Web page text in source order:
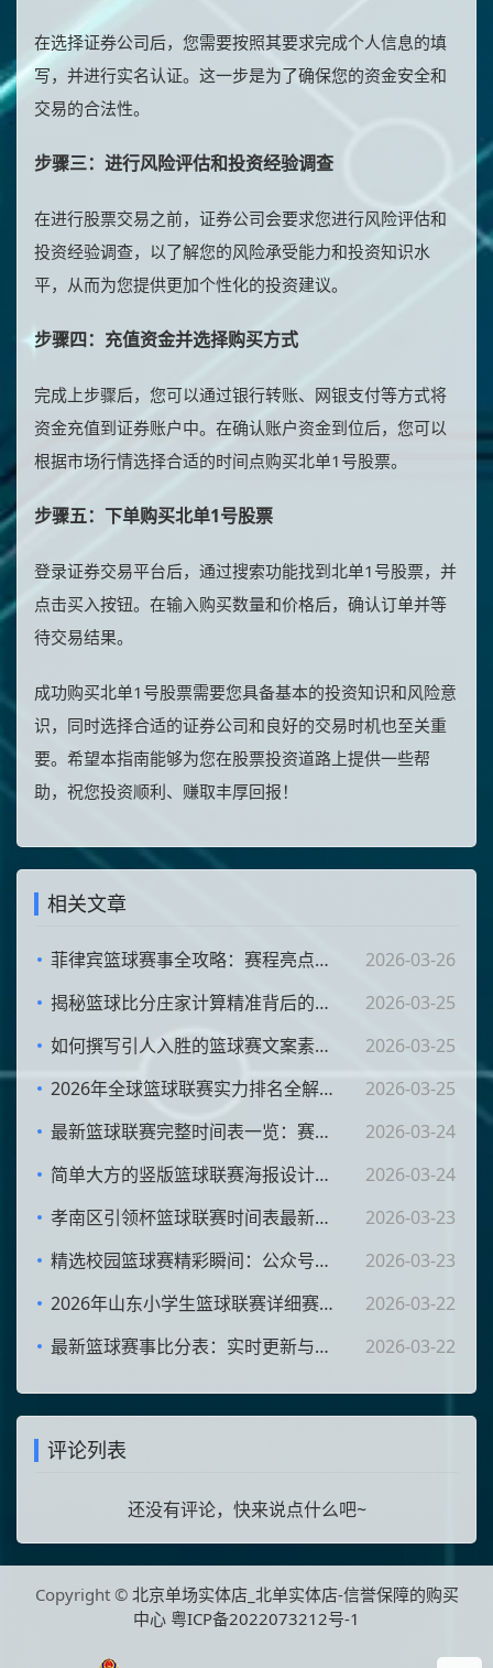
在选择证券公司后，您需要按照其要求完成个人信息的填
写，并进行实名认证。这一步是为了确保您的资金安全和
交易的合法性。
步骤三：进行风险评估和投资经验调查
在进行股票交易之前，证券公司会要求您进行风险评估和
投资经验调查，以了解您的风险承受能力和投资知识水
平，从而为您提供更加个性化的投资建议。
步骤四：充值资金并选择购买方式
完成上步骤后，您可以通过银行转账、网银支付等方式将
资金充值到证券账户中。在确认账户资金到位后，您可以
根据市场行情选择合适的时间点购买北单1号股票。
步骤五：下单购买北单1号股票
登录证券交易平台后，通过搜索功能找到北单1号股票，并
点击买入按钮。在输入购买数量和价格后，确认订单并等
待交易结果。
成功购买北单1号股票需要您具备基本的投资知识和风险意
识，同时选择合适的证券公司和良好的交易时机也至关重
要。希望本指南能够为您在股票投资道路上提供一些帮
助，祝您投资顺利、赚取丰厚回报！
相关文章
菲律宾篮球赛事全攻略：赛程亮点及观看指南
2026-03-26
揭秘篮球比分庄家计算精准背后的秘密
2026-03-25
如何撰写引人入胜的篮球赛文案素材事例分析
2026-03-25
2026年全球篮球联赛实力排名全解分析
2026-03-25
最新篮球联赛完整时间表一览：赛程安排与精彩赛事解析
2026-03-24
简单大方的竖版篮球联赛海报设计灵感与技巧
2026-03-24
孝南区引领杯篮球联赛时间表最新发布与赛程安排分析
2026-03-23
精选校园篮球赛精彩瞬间：公众号全程报道
2026-03-23
2026年山东小学生篮球联赛详细赛程公布及解析
2026-03-22
最新篮球赛事比分表：实时更新与分析指南
2026-03-22
评论列表
还没有评论，快来说点什么吧~
Copyright © 北京单场实体店_北单实体店-信誉保障的购买
中心 粤ICP备2022073212号-1